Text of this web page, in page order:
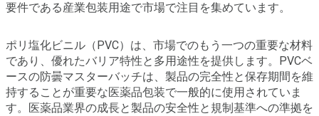
要件である産業包装用途で市場で注目を集めています。
ポリ塩化ビニル（PVC）は、市場でのもう一つの重要な材料
であり、優れたバリア特性と多用途性を提供します。PVCベ
ースの防曇マスターバッチは、製品の完全性と保存期間を維
持することが重要な医薬品包装で一般的に使用されていま
す。医薬品業界の成長と製品の安全性と規制基準への準拠を